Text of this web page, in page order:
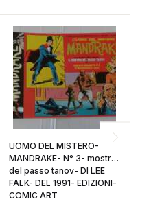
UOMO DEL MISTERO-
MANDRAKE- N° 3- mostro
del passo tanov- DI LEE
FALK- DEL 1991- EDIZIONI-
COMIC ART